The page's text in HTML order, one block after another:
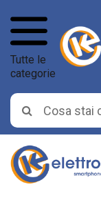
Tutte le
categorie